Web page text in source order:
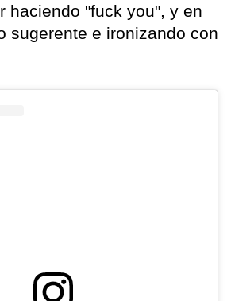
haciendo "fuck you", y en
sugerente e ironizando con